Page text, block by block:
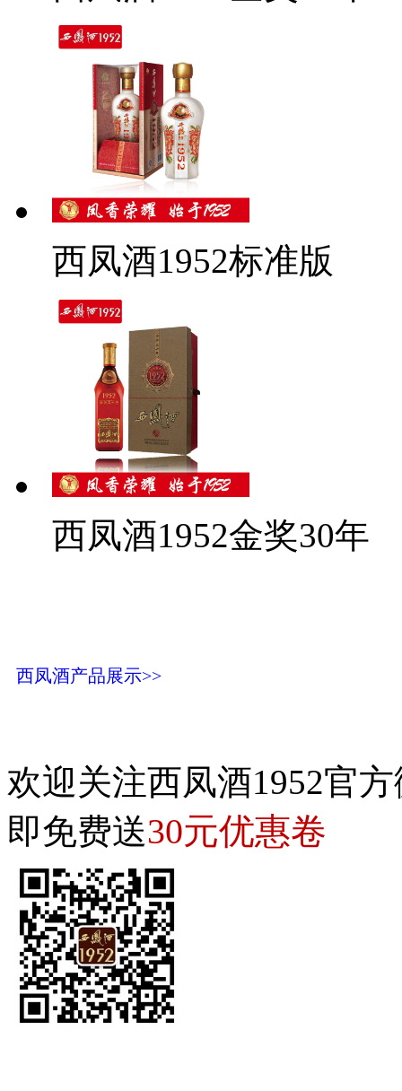
西凤酒1952标准版
西凤酒1952金奖30年
西凤酒产品展示>>
欢迎关注西凤酒1952官
即免费送30元优惠卷